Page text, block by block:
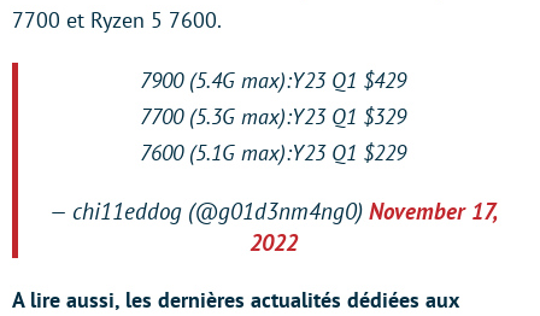
7700 et Ryzen 5 7600.
7900 (5.4G max):Y23 Q1 $429
7700 (5.3G max):Y23 Q1 $329
7600 (5.1G max):Y23 Q1 $229
— chi11eddog (@g01d3nm4ng0) November 17,
2022
A lire aussi, les dernières actualités dédiées aux